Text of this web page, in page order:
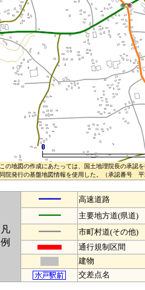
この地図の作成にあたっては、国土地理院長の承認を
同院発行の基盤地図情報を使用した。（承認番号 平
凡
例
━━ 高速道路
━━ 主要地方道(県道)
━━ 市町村道(その他)
通行規制区間
建物
交差点名